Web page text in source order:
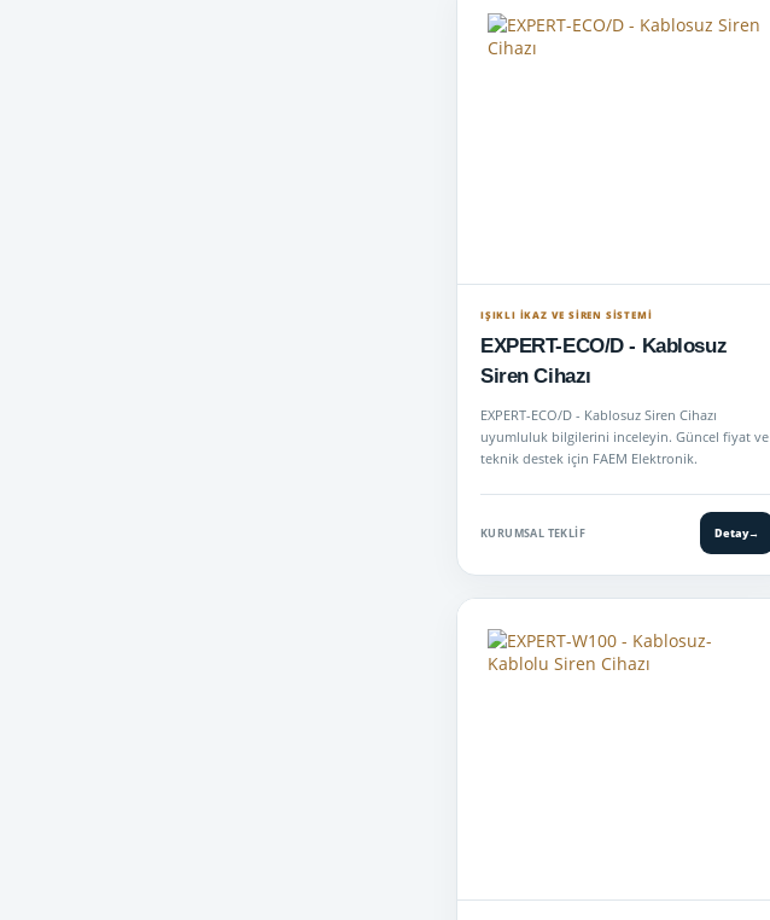
IŞIKLI İKAZ VE SİREN SİSTEMİ
EXPERT-ECO/D - Kablosuz
Siren Cihazı
EXPERT-ECO/D - Kablosuz Siren Cihazı
uyumluluk bilgilerini inceleyin. Güncel fiyat ve
teknik destek için FAEM Elektronik.
KURUMSAL TEKLIF Detay→